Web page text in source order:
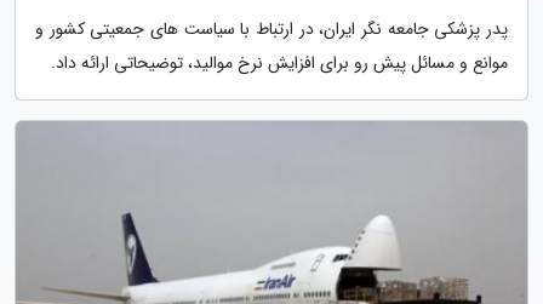
پدر پزشکی جامعه نگر ایران، در ارتباط با سیاست های جمعیتی کشور و
موانع و مسائل پیش رو برای افزایش نرخ موالید، توضیحاتی ارائه داد.